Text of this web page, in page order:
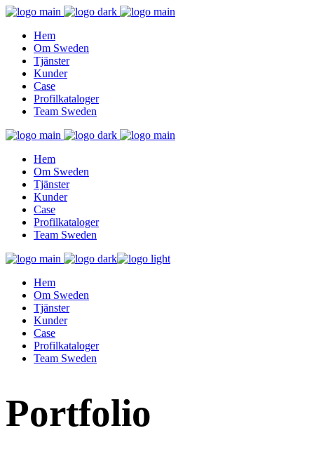
Hem
Om Sweden
Tjänster
Kunder
Case
Profilkataloger
Team Sweden
Hem
Om Sweden
Tjänster
Kunder
Case
Profilkataloger
Team Sweden
Hem
Om Sweden
Tjänster
Kunder
Case
Profilkataloger
Team Sweden
Portfolio